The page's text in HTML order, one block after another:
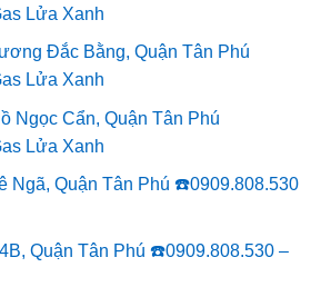
Lửa Xanh
Đắc Bằng, Quận Tân Phú
Lửa Xanh
Ngọc Cẩn, Quận Tân Phú
Lửa Xanh
Ngã, Quận Tân Phú ☎️0909.808.530
Quận Tân Phú ☎️0909.808.530 –